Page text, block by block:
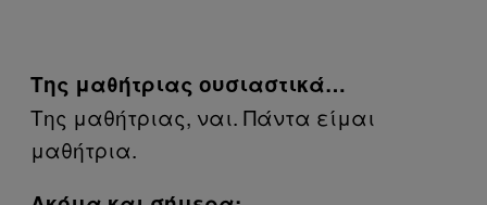
Της μαθήτριας ουσιαστικά…
Της μαθήτριας, ναι. Πάντα είμαι
μαθήτρια.